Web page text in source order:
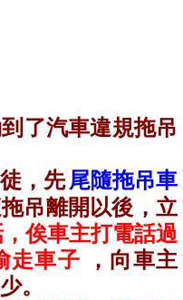
了汽車違規拖吊
，先 尾隨拖吊車
吊離開以後，立
俟車主打電話過
走車子 ，向車主
。